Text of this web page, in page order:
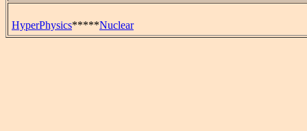
HyperPhysics*****Nuclear